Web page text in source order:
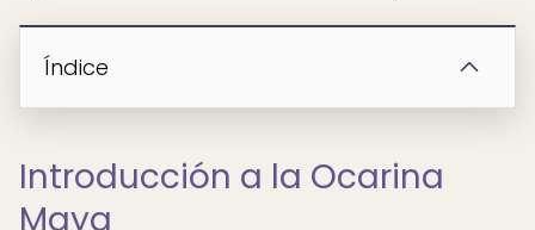
Índice
Introducción a la Ocarina
Maya